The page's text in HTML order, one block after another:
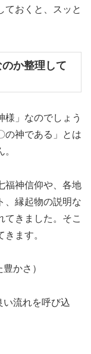
ておくと、スッと
か整理して
様」なのでしょう
の神である」とは
福神信仰や、各地
、縁起物の説明な
てきました。そこ
ます。
かさ）
い流れを呼び込